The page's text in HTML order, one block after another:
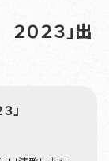
０２３」出
」